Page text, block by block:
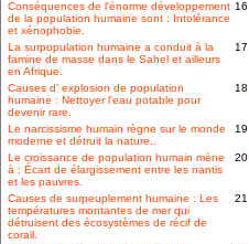
Conséquences de l'énorme développement
de la population humaine sont : Intolérance
et xénophobie.
16
La surpopulation humaine a conduit à la
famine de masse dans le Sahel et ailleurs
en Afrique.
17
Causes d' explosion de population
humaine : Nettoyer l'eau potable pour
devenir rare.
18
Le narcissisme humain règne sur le monde
moderne et détruit la nature..
19
Le croissance de population humain mène
à : Écart de élargissement entre les nantis
et les pauvres.
20
Causes de surpeuplement humaine : Les
températures montantes de mer qui
détruisent des écosystèmes de récif de
corail.
21